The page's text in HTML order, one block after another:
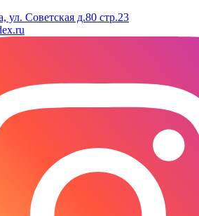
ул. Советская д.80 стр.23